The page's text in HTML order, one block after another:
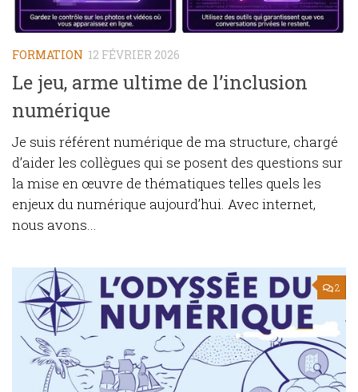
FORMATION 12 FÉVRIER 2026
Le jeu, arme ultime de l’inclusion
numérique
Je suis référent numérique de ma structure, chargé
d’aider les collègues qui se posent des questions sur
la mise en œuvre de thématiques telles quels les
enjeux du numérique aujourd’hui. Avec internet,
nous avons...
2